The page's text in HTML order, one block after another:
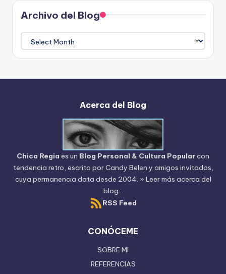
Archivo del Blog
del
Blog
Acerca del Blog
Chica Regia es un Blog Personal & Cultura Popularcon
tendencia retro, escrito porCandy Belen y amigos invitados,
cuya permanencia data desde 2004. » Leer más acerca del
blog...
RSS Feed
CONÓCEME
SOBRE MI
REFERENCIAS